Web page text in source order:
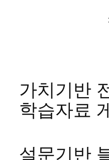
가치기반
학습자료
설문기반